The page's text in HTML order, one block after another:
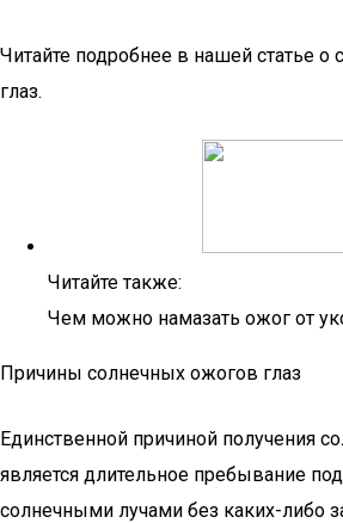
Читайте подробнее в нашей статье о
глаз.
Читайте также:
Чем можно намазать ожог от
Причины солнечных ожогов глаз
Единственной причиной получения
является длительное пребывание
солнечными лучами без каких-либо